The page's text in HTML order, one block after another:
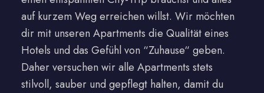
auf kurzem Weg erreichen willst. Wir möchten
dir mit unseren Apartments die Qualität eines
Hotels und das Gefühl von “Zuhause“ geben.
Daher versuchen wir alle Apartments stets
stilvoll, sauber und gepflegt halten, damit du